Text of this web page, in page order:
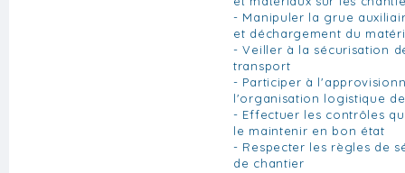
- Manipuler la grue
et déchargement du
- Veiller à la sécurisation
transport
- Participer à
l'organisation logistique
- Effectuer les contrôles
le maintenir en bon état
- Respecter les règles de
de chantier